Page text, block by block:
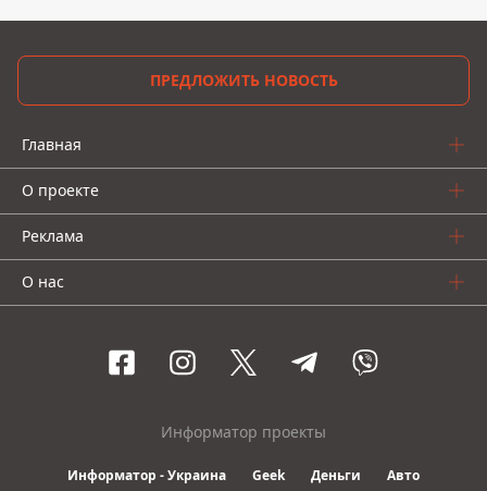
ПРЕДЛОЖИТЬ НОВОСТЬ
Главная
О проекте
Реклама
О нас
Информатор проекты
Информатор - Украина Geek Деньги Авто